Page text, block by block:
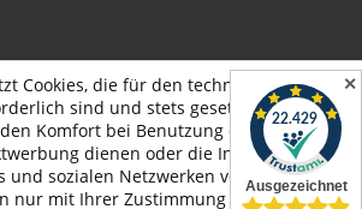
✕
Cookies, die für den technischen Betrieb
sind und stets gesetzt werden.
Komfort bei Benutzung dieser Website
dienen oder die Interaktion mit
und sozialen Netzwerken vereinfachen
nur mit Ihrer Zustimmung gesetzt.